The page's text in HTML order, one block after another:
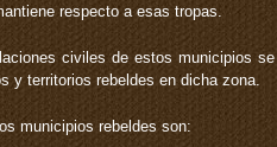
respecto a esas tropas.
civiles de estos municipios
y territorios rebeldes en dicha zona.
municipios rebeldes son: